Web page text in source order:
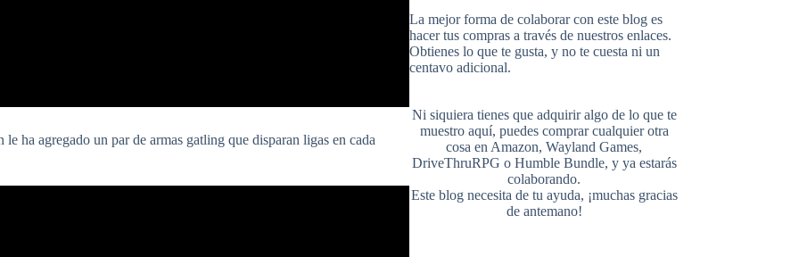
ha agregado un par de armas gatling que disparan ligas en cada
b
o
o
e
r
e
l
r
t u
La mejor forma de colaborar con este blog es
hacer tus compras a través de nuestros enlaces.
Obtienes lo que te gusta, y no te cuesta ni un
centavo adicional.
Ni siquiera tienes que adquirir algo de lo que te
muestro aquí, puedes comprar cualquier otra
cosa en Amazon,Wayland Games,
DriveThruRPG o Humble Bundle, y ya estarás
colaborando.
Este blog necesita de tu ayuda, ¡muchas gracias
de antemano!